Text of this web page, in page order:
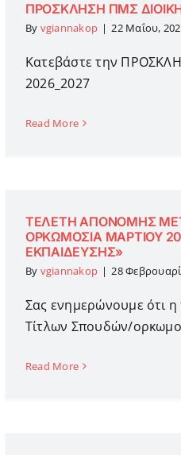
ΠΡΟΣΚΛΗΣΗ ΠΜΣ
By vgiannakop | 22 Μαΐου,
Κατεβάστε την
2026_2027
Read More
ΤΕΛΕΤΗ ΑΠΟΝΟΜΗΣ
ΟΡΚΩΜΟΣΙΑ ΜΑΡΤΙΟΥ
ΕΚΠΑΙΔΕΥΣΗΣ»
By vgiannakop | 28
Σας ενημερώνουμε ότι
Τίτλων Σπουδών/
Read More